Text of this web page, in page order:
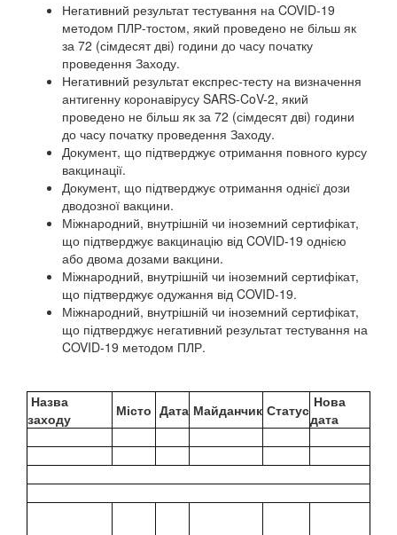
Негативний результат тестування на COVID-19
методом ПЛР-тостом, який проведено не більш як
за 72 (сімдесят дві) години до часу початку
проведення Заходу.
Негативний результат експрес-тесту на визначення
антигенну коронавірусу SARS-CoV-2, який
проведено не більш як за 72 (сімдесят дві) години
до часу початку проведення Заходу.
Документ, що підтверджує отримання повного курсу
вакцинації.
Документ, що підтверджує отримання однієї дози
дводозної вакцини.
Міжнародний, внутрішній чи іноземний сертифікат,
що підтверджує вакцинацію від COVID-19 однією
або двома дозами вакцини.
Міжнародний, внутрішній чи іноземний сертифікат,
що підтверджує одужання від COVID-19.
Міжнародний, внутрішній чи іноземний сертифікат,
що підтверджує негативний результат тестування на
COVID-19 методом ПЛР.
Назва
заходу
Місто Дата Майданчик Статус Нова
дата